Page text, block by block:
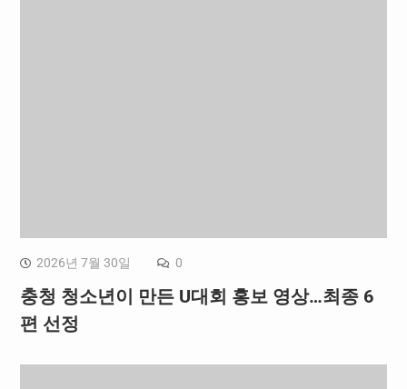
2026년 7월 30일 0
충청 청소년이 만든 U대회 홍보 영상…최종 6
편 선정